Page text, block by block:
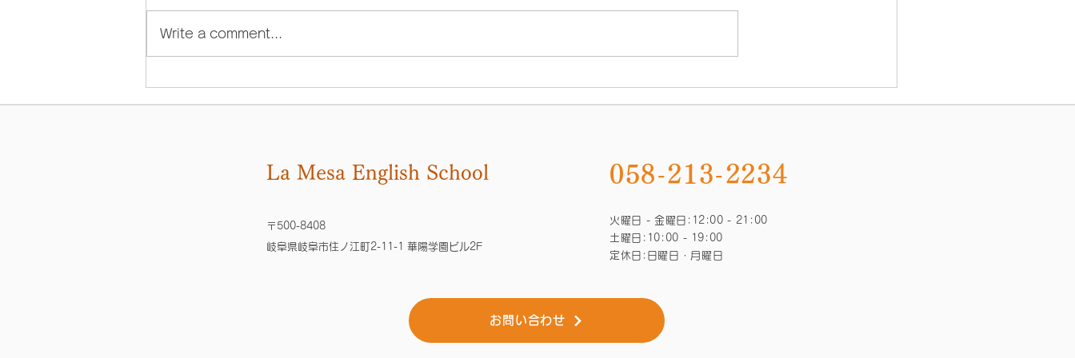
す！ 4月よりプライベートレッス
ンの新規受付を中止しておりまし
ただきありがとうございました！
す！ 日時：4月14日(日)14:00～
Write a comment...
La Mesa English School
​〒500-8408
岐阜県岐阜市住ノ江町2-11-1 華陽学園ビル2F
058-213-2234
火曜日 - 金曜日:12:00 - 21:00
土曜日:10:00 - 19:00
定休日:日曜日・月曜日
お問い合わせ